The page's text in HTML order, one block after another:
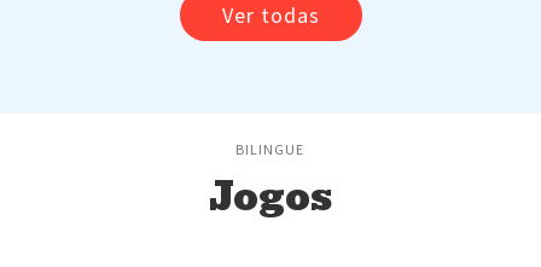
Ver todas
BILINGUE
Jogos